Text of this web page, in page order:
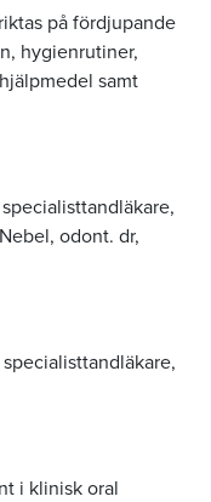
på fördjupande
hygienrutiner,
samt
odont. dr,
i klinisk oral